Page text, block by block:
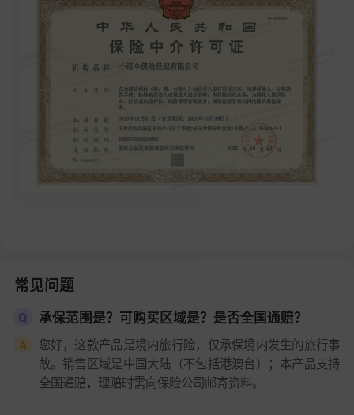
常见问题
Q 承保范围是？可购买区域是？是否全国通赔？
A
您好，这款产品是境内旅行险，仅承保境内发生的旅行事
故。销售区域是中国大陆（不包括港澳台）；本产品支持
全国通赔，理赔时需向保险公司邮寄资料。